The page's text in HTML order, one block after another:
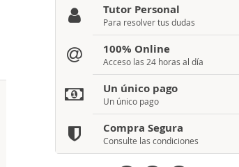
Tutor Personal
Para resolver tus dudas
100% Online
Acceso las 24 horas al día
Un único pago
Un único pago
Compra Segura
Consulte las condiciones